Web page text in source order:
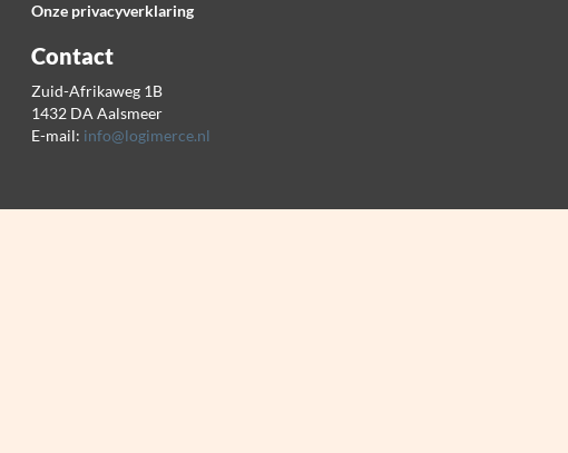
Onze privacyverklaring
Contact
Zuid-Afrikaweg 1B
1432 DA Aalsmeer
E-mail: info@logimerce.nl